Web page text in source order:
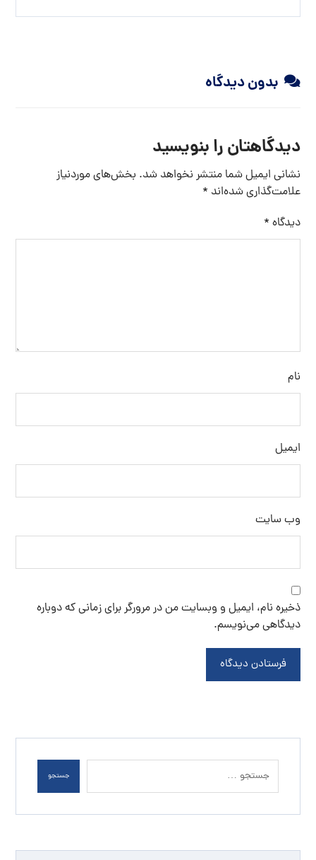
بدون دیدگاه
دیدگاهتان را بنویسید
نشانی ایمیل شما منتشر نخواهد شد. بخش‌های موردنیاز
علامت‌گذاری شده‌اند *
دیدگاه *
نام
ایمیل
وب‌ سایت
ذخیره نام، ایمیل و وبسایت من در مرورگر برای زمانی که دوباره
دیدگاهی می‌نویسم.
فرستادن دیدگاه
جستجو